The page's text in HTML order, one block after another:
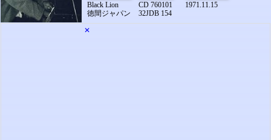
Black Lion
徳間ジャパン
CD 760101
32JDB 154
1971.11.15
✕